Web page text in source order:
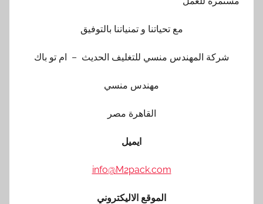
مع تحياتنا و تمنياتنا بالتوفيق
شركة المهندس منسي للتغليف الحديث – ام تو باك
مهندس منسي
القاهرة مصر
ايميل
info@M2pack.com
الموقع الاليكتروني